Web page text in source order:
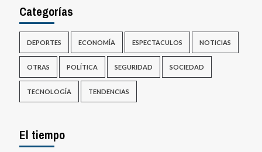
Categorías
DEPORTES ECONOMÍA ESPECTACULOS NOTICIAS
OTRAS POLÍTICA SEGURIDAD SOCIEDAD
TECNOLOGÍA TENDENCIAS
El tiempo